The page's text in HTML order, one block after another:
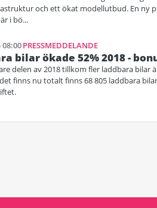
och ett ökat modellutbud. En ny
i bö...
08:00PRESSMEDDELANDE
bilar ökade 52% 2018 -
delen av 2018 tillkom fler laddbara
finns nu totalt finns 68 805 laddbara